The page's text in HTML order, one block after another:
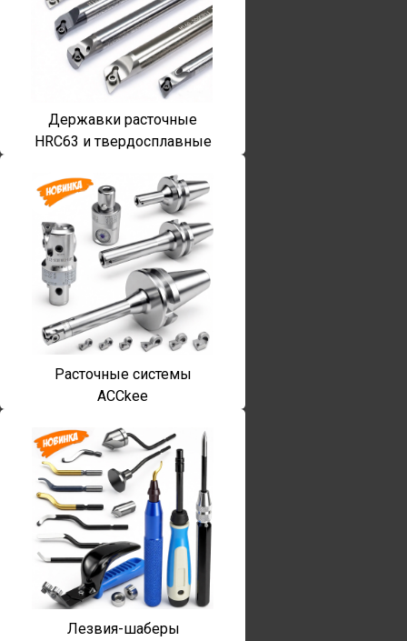
Державки расточные
HRC63 и твердосплавные
Расточные системы
ACCkee
Лезвия-шаберы